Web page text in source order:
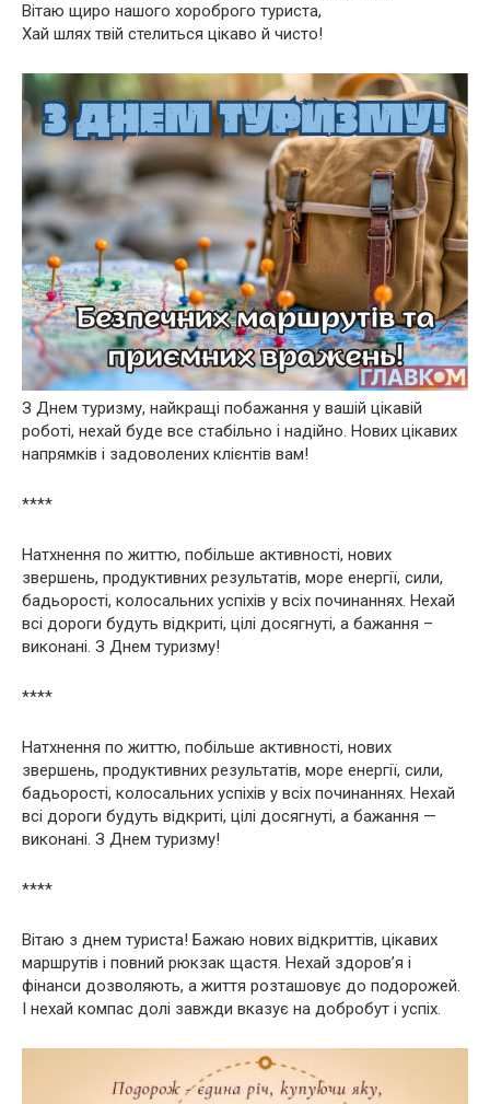
Вітаю щиро нашого хороброго туриста,
Хай шлях твій стелиться цікаво й чисто!
З Днем туризму, найкращі побажання у вашій цікавій
роботі, нехай буде все стабільно і надійно. Нових цікавих
напрямків і задоволених клієнтів вам!
****
Натхнення по життю, побільше активності, нових
звершень, продуктивних результатів, море енергії, сили,
бадьорості, колосальних успіхів у всіх починаннях. Нехай
всі дороги будуть відкриті, цілі досягнуті, а бажання –
виконані. З Днем туризму!
****
Натхнення по життю, побільше активності, нових
звершень, продуктивних результатів, море енергії, сили,
бадьорості, колосальних успіхів у всіх починаннях. Нехай
всі дороги будуть відкриті, цілі досягнуті, а бажання —
виконані. З Днем туризму!
****
Вітаю з днем туриста! Бажаю нових відкриттів, цікавих
маршрутів і повний рюкзак щастя. Нехай здоров’я і
фінанси дозволяють, а життя розташовує до подорожей.
І нехай компас долі завжди вказує на добробут і успіх.